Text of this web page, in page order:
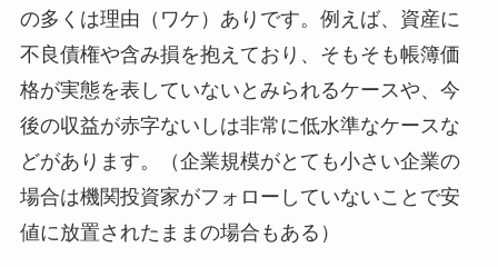
の多くは理由（ワケ）ありです。例えば、資産に
不良債権や含み損を抱えており、そもそも帳簿価
格が実態を表していないとみられるケースや、今
後の収益が赤字ないしは非常に低水準なケースな
どがあります。（企業規模がとても小さい企業の
場合は機関投資家がフォローしていないことで安
値に放置されたままの場合もある）